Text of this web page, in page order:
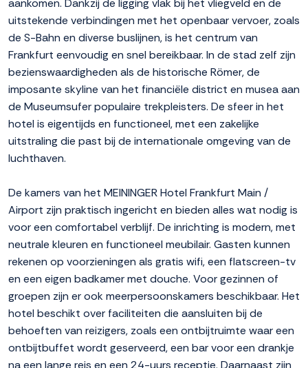
aankomen. Dankzij de ligging vlak bij het vliegveld en de
uitstekende verbindingen met het openbaar vervoer, zoals
de S-Bahn en diverse buslijnen, is het centrum van
Frankfurt eenvoudig en snel bereikbaar. In de stad zelf zijn
bezienswaardigheden als de historische Römer, de
imposante skyline van het financiële district en musea aan
de Museumsufer populaire trekpleisters. De sfeer in het
hotel is eigentijds en functioneel, met een zakelijke
uitstraling die past bij de internationale omgeving van de
luchthaven.
De kamers van het MEININGER Hotel Frankfurt Main /
Airport zijn praktisch ingericht en bieden alles wat nodig is
voor een comfortabel verblijf. De inrichting is modern, met
neutrale kleuren en functioneel meubilair. Gasten kunnen
rekenen op voorzieningen als gratis wifi, een flatscreen-tv
en een eigen badkamer met douche. Voor gezinnen of
groepen zijn er ook meerpersoonskamers beschikbaar. Het
hotel beschikt over faciliteiten die aansluiten bij de
behoeften van reizigers, zoals een ontbijtruimte waar een
ontbijtbuffet wordt geserveerd, een bar voor een drankje